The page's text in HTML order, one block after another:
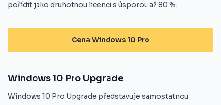
pořídit jako druhotnou licenci s úsporou až 80 %.
Cena Windows 10 Pro
Windows 10 Pro Upgrade
Windows 10 Pro Upgrade představuje samostatnou